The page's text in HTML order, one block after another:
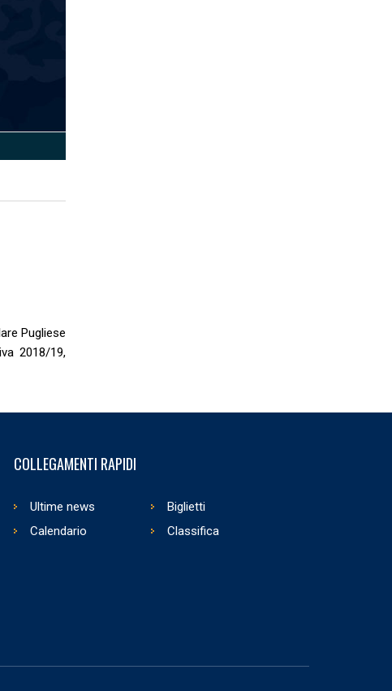
Pugliese
2018/19,
COLLEGAMENTI RAPIDI
Ultime news
Biglietti
Calendario
Classifica